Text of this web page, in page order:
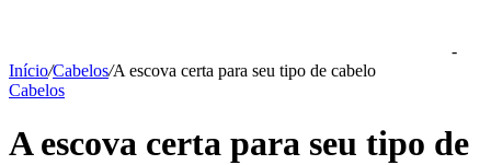
-
Início/Cabelos/A escova certa para seu tipo de cabelo
Cabelos
A escova certa para seu tipo de